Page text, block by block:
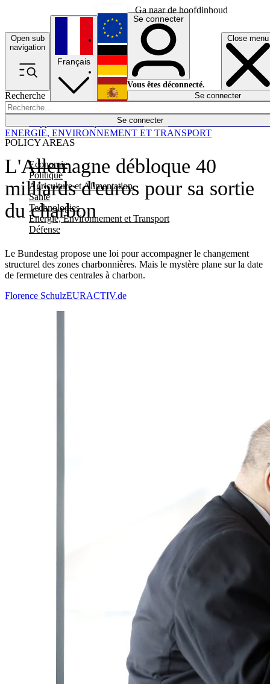
Ga naar de hoofdinhoud
Open sub
navigation
Close menu
Recherche
Se connecter
POLICY AREAS
Economie
Politique
Agriculture et Alimentation
Santé
Technologies
Energie, Environnement et Transport
Défense
Économie
Français
English
Deutsch
Español
Se connecter
Vous êtes déconnecté.
Se connecter
L'Allemagne débloque 40
milliards d'euros pour sa sortie
du charbon
Le Bundestag propose une loi pour accompagner le changement
structurel des zones charbonnières. Mais le mystère plane sur la date
de fermeture des centrales à charbon.
ENERGIE, ENVIRONNEMENT ET TRANSPORT
Florence SchulzEURACTIV.de